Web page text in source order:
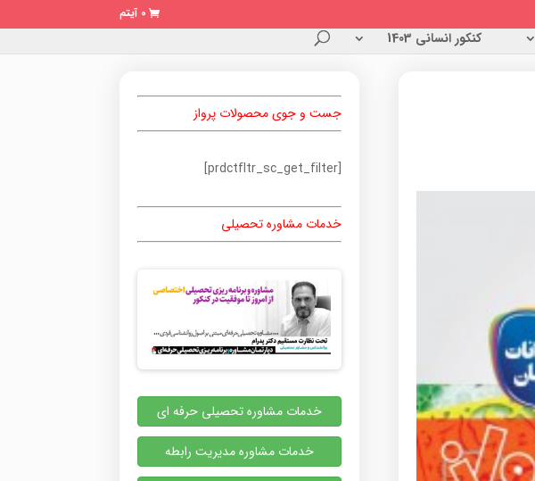
0 آیتم
کنکور انسانی 1403
جست و جوی محصولات پرواز
[prdctfltr_sc_get_filter]
خدمات مشاوره تحصیلی
خدمات مشاوره تحصیلی حرفه ای
خدمات مشاوره مدیریت رابطه